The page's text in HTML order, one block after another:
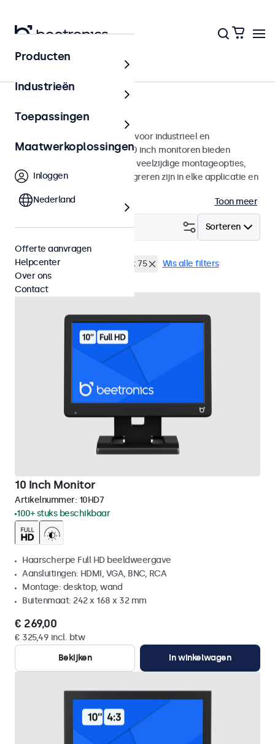
Monitoren
10 inch monitoren
10 inch monitoren ontworpen voor industrieel en
commercieel gebruik. Deze 10 inch monitoren bieden
diverse videoaansluitingen en veelzijdige montageopties,
waarmee ze naadloos te integreren zijn in elke applicatie en
Toon meer
Sorteren
Filter (3)
10 inch monitoren VESA 75 x 75 Wis alle filters
10 Inch Monitor
Artikelnummer: 10HD7
100+ stuks beschikbaar
Haarscherpe Full HD beeldweergave
Aansluitingen: HDMI, VGA, BNC, RCA
Montage: desktop, wand
Buitenmaat: 242 x 168 x 32 mm
€ 269,00
€ 325,49 incl. btw
Bekijken
In winkelwagen
Producten
Industrieën
Toepassingen
Maatwerkoplossingen
Inloggen
Nederland
Offerte aanvragen
Helpcenter
Over ons
Contact